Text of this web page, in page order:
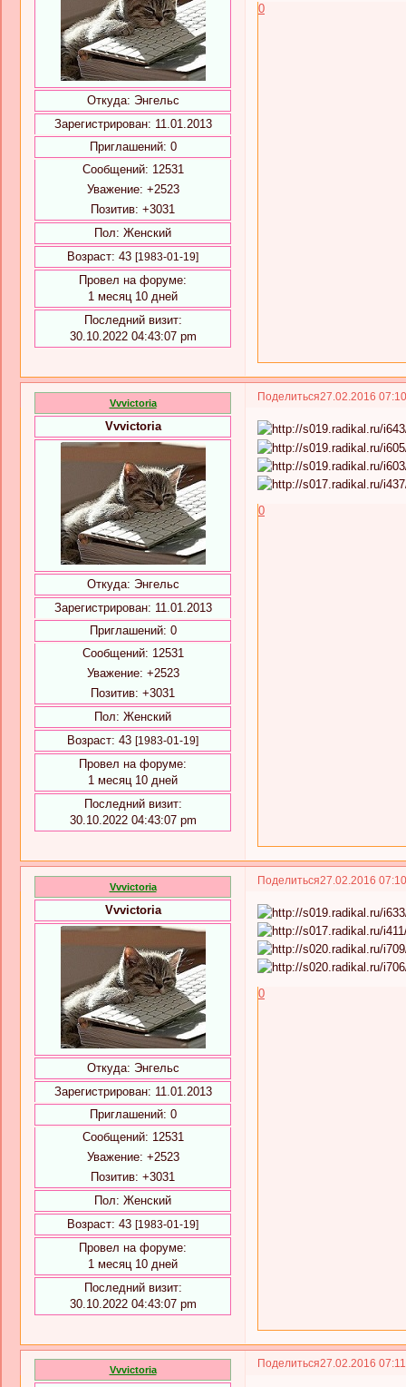
Откуда: Энгельс
Зарегистрирован: 11.01.2013
Приглашений: 0
Сообщений: 12531
Уважение: +2523
Позитив: +3031
Пол: Женский
Возраст: 43 [1983-01-19]
Провел на форуме:
1 месяц 10 дней
Последний визит:
30.10.2022 04:43:07 pm
0
Поделиться27.02.2016
Vvvictoria
Vvvictoria
Откуда: Энгельс
Зарегистрирован: 11.01.2013
Приглашений: 0
Сообщений: 12531
Уважение: +2523
Позитив: +3031
Пол: Женский
Возраст: 43 [1983-01-19]
Провел на форуме:
1 месяц 10 дней
Последний визит:
30.10.2022 04:43:07 pm
0
Поделиться27.02.2016
Vvvictoria
Vvvictoria
Откуда: Энгельс
Зарегистрирован: 11.01.2013
Приглашений: 0
Сообщений: 12531
Уважение: +2523
Позитив: +3031
Пол: Женский
Возраст: 43 [1983-01-19]
Провел на форуме:
1 месяц 10 дней
Последний визит:
30.10.2022 04:43:07 pm
0
Поделиться27.02.2016
Vvvictoria